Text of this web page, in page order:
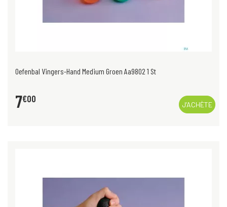
Oefenbal Vingers-Hand Medium Groen Aa9802 1 St
7€00
J’ACHÈTE